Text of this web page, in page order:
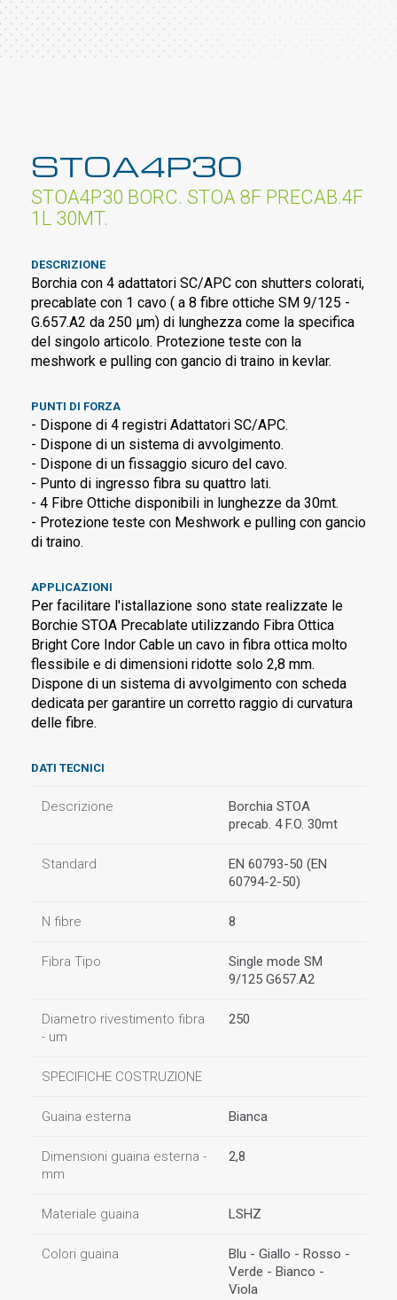
STOA4P30
STOA4P30 BORC. STOA 8F PRECAB.4F
1L 30MT.
DESCRIZIONE
Borchia con 4 adattatori SC/APC con shutters colorati,
precablate con 1 cavo ( a 8 fibre ottiche SM 9/125 -
G.657.A2 da 250 µm) di lunghezza come la specifica
del singolo articolo. Protezione teste con la
meshwork e pulling con gancio di traino in kevlar.
PUNTI DI FORZA
- Dispone di 4 registri Adattatori SC/APC.
- Dispone di un sistema di avvolgimento.
- Dispone di un fissaggio sicuro del cavo.
- Punto di ingresso fibra su quattro lati.
- 4 Fibre Ottiche disponibili in lunghezze da 30mt.
- Protezione teste con Meshwork e pulling con gancio
di traino.
APPLICAZIONI
Per facilitare l'istallazione sono state realizzate le
Borchie STOA Precablate utilizzando Fibra Ottica
Bright Core Indor Cable un cavo in fibra ottica molto
flessibile e di dimensioni ridotte solo 2,8 mm.
Dispone di un sistema di avvolgimento con scheda
dedicata per garantire un corretto raggio di curvatura
delle fibre.
DATI TECNICI
Descrizione
Borchia STOA
precab. 4 F.O. 30mt
Standard
EN 60793-50 (EN
60794-2-50)
N fibre 8
Fibra Tipo
Single mode SM
9/125 G657.A2
Diametro rivestimento fibra
- um
250
SPECIFICHE COSTRUZIONE
Guaina esterna Bianca
Dimensioni guaina esterna -
mm
2,8
Materiale guaina LSHZ
Colori guaina
Blu - Giallo - Rosso -
Verde - Bianco -
Viola